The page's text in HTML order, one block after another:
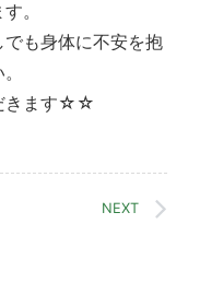
。
も身体に不安を抱
きます☆☆
NEXT